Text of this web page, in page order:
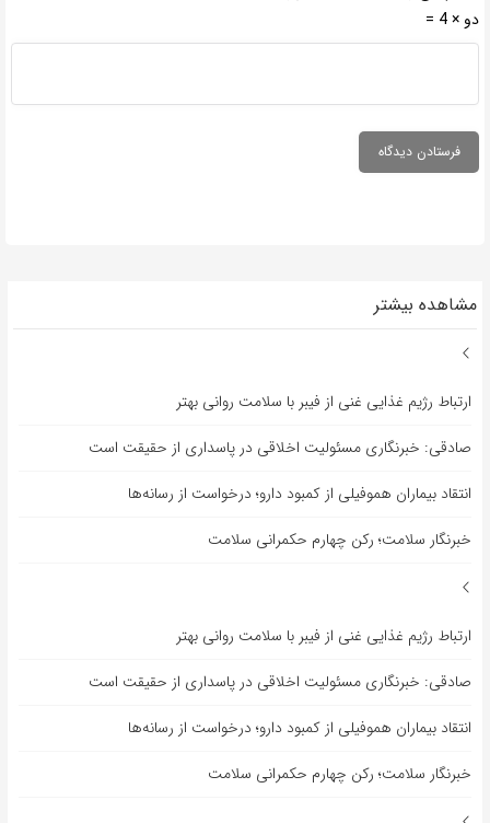
دو × 4 =
مشاهده بیشتر
ارتباط رژیم غذایی غنی از فیبر با سلامت روانی بهتر
صادقی: خبرنگاری مسئولیت اخلاقی در پاسداری از حقیقت است
انتقاد بیماران هموفیلی از کمبود دارو؛ درخواست از رسانه‌ها
خبرنگار سلامت؛ رکن چهارم حکمرانی سلامت
ارتباط رژیم غذایی غنی از فیبر با سلامت روانی بهتر
صادقی: خبرنگاری مسئولیت اخلاقی در پاسداری از حقیقت است
انتقاد بیماران هموفیلی از کمبود دارو؛ درخواست از رسانه‌ها
خبرنگار سلامت؛ رکن چهارم حکمرانی سلامت